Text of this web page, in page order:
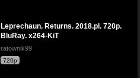
Leprechaun. Returns. 2018.pl. 720p.
BluRay. x264-KiT
ratownik99
720p